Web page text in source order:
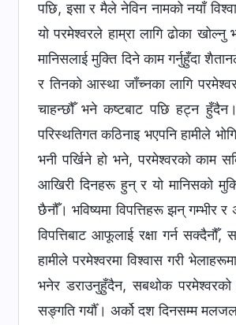
पछि, इसा र मैले नेविन नामको नयाँ
यो परमेश्‍वरले हाम्रा लागि ढोका
मानिसलाई मुक्ति दिने काम गर्नुहुँदा
र तिनको आस्था जाँच्नका लागि
चाहन्छौँ भने कष्टबाट पछि हट्न
परिस्थतिगत कठिनाइ भएपनि हामीले
भनी पर्खिने हो भने, परमेश्‍वरको काम
आखिरी दिनहरू हुन् र यो मानिसको
छैनौँ। भविष्यमा विपत्तिहरू झन् गम्भीर
विपत्तिबाट आफूलाई रक्षा गर्न
हामीले परमेश्‍वरमा विश्‍वास गरी
भनेर डराउनुहुँदैन, सबथोक परमेश्‍वरको
सङ्गति गर्यौँ। अर्को दश दिनसम्म